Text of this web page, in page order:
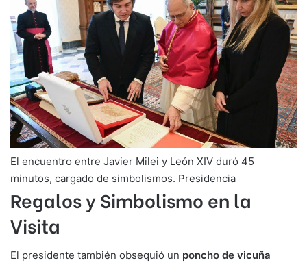
El encuentro entre Javier Milei y León XIV duró 45
minutos, cargado de simbolismos. Presidencia
Regalos y Simbolismo en la
Visita
El presidente también obsequió un poncho de vicuña